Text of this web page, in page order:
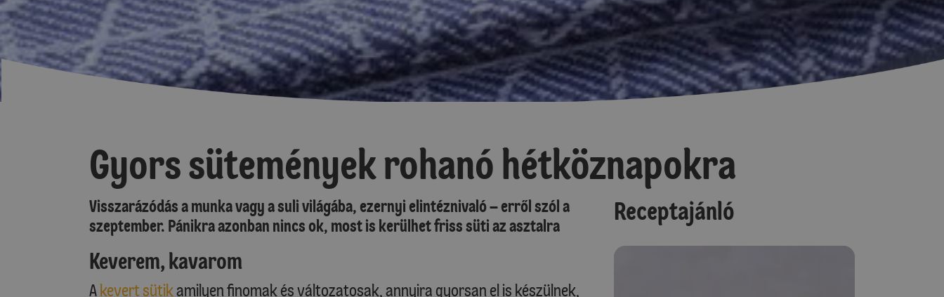
Gyors sütemények rohanó hétköznapokra
Visszarázódás a munka vagy a suli világába, ezernyi elintéznivaló – erről szól a
szeptember. Pánikra azonban nincs ok, most is kerülhet friss süti az asztalra
Keverem, kavarom
Akevert sütikamilyen finomak és változatosak, annyira gyorsan el is készülnek,
Receptajánló